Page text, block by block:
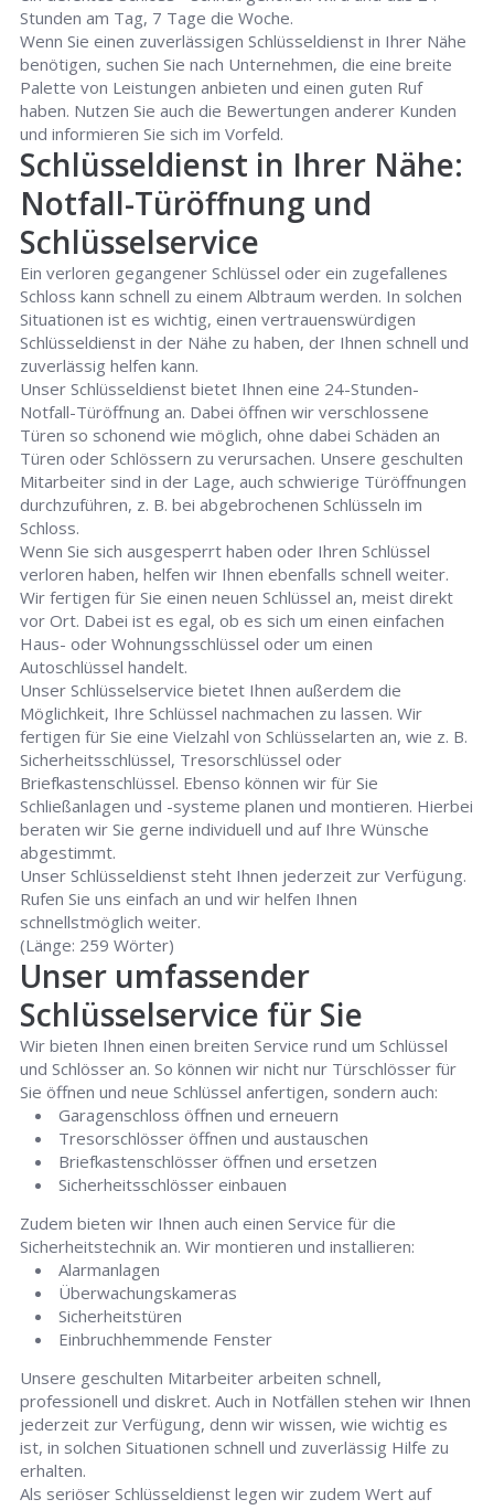
Stunden am Tag, 7 Tage die Woche.
Wenn Sie einen zuverlässigen Schlüsseldienst in Ihrer Nähe
benötigen, suchen Sie nach Unternehmen, die eine breite
Palette von Leistungen anbieten und einen guten Ruf
haben. Nutzen Sie auch die Bewertungen anderer Kunden
und informieren Sie sich im Vorfeld.
Schlüsseldienst in Ihrer Nähe:
Notfall-Türöffnung und
Schlüsselservice
Ein verloren gegangener Schlüssel oder ein zugefallenes
Schloss kann schnell zu einem Albtraum werden. In solchen
Situationen ist es wichtig, einen vertrauenswürdigen
Schlüsseldienst in der Nähe zu haben, der Ihnen schnell und
zuverlässig helfen kann.
Unser Schlüsseldienst bietet Ihnen eine 24-Stunden-
Notfall-Türöffnung an. Dabei öffnen wir verschlossene
Türen so schonend wie möglich, ohne dabei Schäden an
Türen oder Schlössern zu verursachen. Unsere geschulten
Mitarbeiter sind in der Lage, auch schwierige Türöffnungen
durchzuführen, z. B. bei abgebrochenen Schlüsseln im
Schloss.
Wenn Sie sich ausgesperrt haben oder Ihren Schlüssel
verloren haben, helfen wir Ihnen ebenfalls schnell weiter.
Wir fertigen für Sie einen neuen Schlüssel an, meist direkt
vor Ort. Dabei ist es egal, ob es sich um einen einfachen
Haus- oder Wohnungsschlüssel oder um einen
Autoschlüssel handelt.
Unser Schlüsselservice bietet Ihnen außerdem die
Möglichkeit, Ihre Schlüssel nachmachen zu lassen. Wir
fertigen für Sie eine Vielzahl von Schlüsselarten an, wie z. B.
Sicherheitsschlüssel, Tresorschlüssel oder
Briefkastenschlüssel. Ebenso können wir für Sie
Schließanlagen und -systeme planen und montieren. Hierbei
beraten wir Sie gerne individuell und auf Ihre Wünsche
abgestimmt.
Unser Schlüsseldienst steht Ihnen jederzeit zur Verfügung.
Rufen Sie uns einfach an und wir helfen Ihnen
schnellstmöglich weiter.
(Länge: 259 Wörter)
Unser umfassender
Schlüsselservice für Sie
Wir bieten Ihnen einen breiten Service rund um Schlüssel
und Schlösser an. So können wir nicht nur Türschlösser für
Sie öffnen und neue Schlüssel anfertigen, sondern auch:
Garagenschloss öffnen und erneuern
Tresorschlösser öffnen und austauschen
Briefkastenschlösser öffnen und ersetzen
Sicherheitsschlösser einbauen
Zudem bieten wir Ihnen auch einen Service für die
Sicherheitstechnik an. Wir montieren und installieren:
Alarmanlagen
Überwachungskameras
Sicherheitstüren
Einbruchhemmende Fenster
Unsere geschulten Mitarbeiter arbeiten schnell,
professionell und diskret. Auch in Notfällen stehen wir Ihnen
jederzeit zur Verfügung, denn wir wissen, wie wichtig es
ist, in solchen Situationen schnell und zuverlässig Hilfe zu
erhalten.
Als seriöser Schlüsseldienst legen wir zudem Wert auf